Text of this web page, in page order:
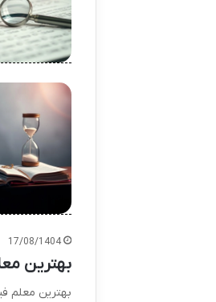
17/08/1404
بهترین
بهترین معلم